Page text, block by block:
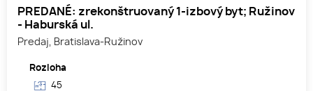
PREDANÉ: zrekonštruovaný 1-izbový byt; Ružinov
- Haburská ul.
Predaj, Bratislava-Ružinov
Rozloha
45